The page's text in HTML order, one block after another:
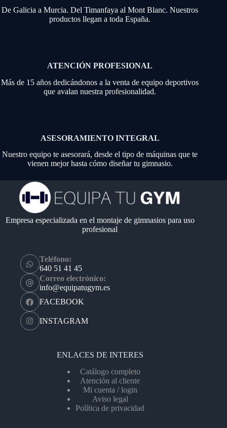
De Galicia a Murcia. Del Timanfaya al Mont Blanc. Nuestros
productos llegan a toda España.
ATENCIÓN PROFESIONAL
Más de 15 años dedicándonos a la venta de equipo deportivos
que avalan nuestra profesionalidad.
ASESORAMIENTO INTEGRAL
Nuestro equipo te asesorará, desde el tipo de máquinas que te
vienen mejor hasta cómo diseñar tu gimnasio.
Empresa especializada en el montaje de gimnasios para uso
profesional
Teléfono:
640 51 41 45
Correo electrónico:
info@equipatugym.es
FACEBOOK
INSTAGRAM
ENLACES DE INTERES
Catálogo completo
Atención al cliente
Mi cuenta / login
Aviso legal
Política de privacidad